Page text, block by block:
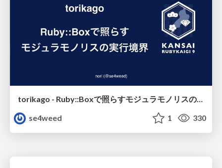
torikago - Ruby::Boxで照らすモジュラモノリスの実行境界
se4weed
1 330